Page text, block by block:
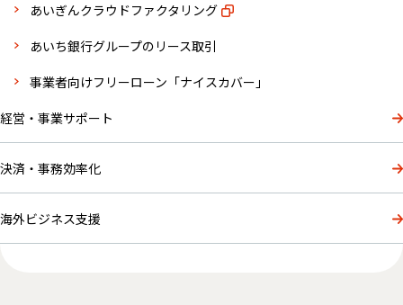
あいぎんクラウドファクタリング
あいち銀行グループのリース取引
事業者向けフリーローン「ナイスカバー」
経営・事業サポート
決済・事務効率化
海外ビジネス支援